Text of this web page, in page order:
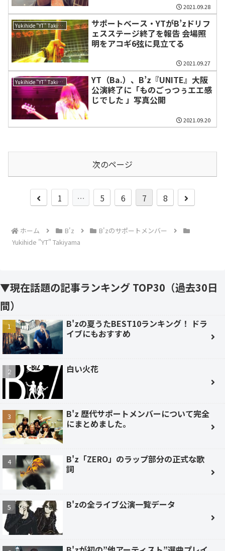
2021.09.28
Yukihide "YT" Takiyama
サポートベース・YTがB’zドリフ
ェスステージ終了を報告 会場照
明をアコギ6弦に見立てる
2021.09.27
Yukihide "YT" Takiyama
YT（Ba.）、B’z『UNITE』大阪
公演終了に「ものごっつぅエエ感
じでした 」写真公開
2021.09.20
次のページ
前
1 … 5 6 7 8
次
ホーム B'z
B'zのサポートメンバー
Yukihide "YT" Takiyama
▼現在話題の記事ランキング TOP30（過去30日
間）
B'zの夏うたBEST10ランキング！ ドラ
イブにもおすすめ
白い火花
B'z 歴代サポートメンバーについて完全
にまとめました。
B'z「ZERO」のラップ部分の正式な歌
詞
B'zの全ライブ公演一覧データ